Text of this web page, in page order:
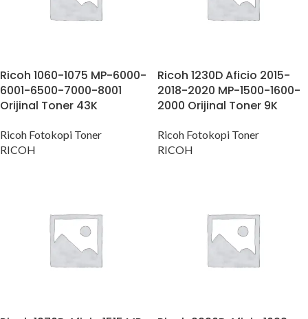
Ricoh 1060-1075 MP-6000-
6001-6500-7000-8001
Orijinal Toner 43K
Ricoh Fotokopi Toner
RICOH
Ricoh 1230D Aficio 2015-
2018-2020 MP-1500-1600-
2000 Orijinal Toner 9K
Ricoh Fotokopi Toner
RICOH